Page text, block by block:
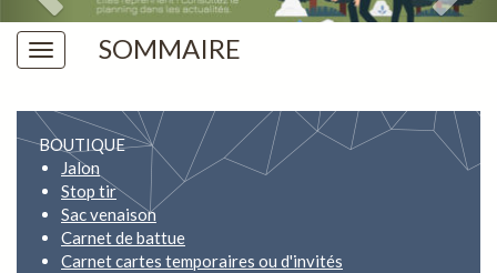
SOMMAIRE
BOUTIQUE
Jalon
Stop tir
Sac venaison
Carnet de battue
Carnet cartes temporaires ou d'invités